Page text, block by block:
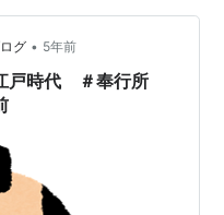
グ • 5年前
戸時代 ＃奉行所